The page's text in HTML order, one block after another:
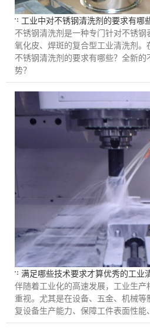
工业中对不锈钢清洗剂的要求有哪
不锈钢清洗剂是一种专门针对不锈钢
氧化皮、焊斑的复合型工业清洗剂
不锈钢清洗剂的要求有哪些？全新
势？
满足哪些技术要求才算优秀的工业
伴随着工业化的高速发展，工业生
重视。尤其是在设备、五金、机械
复设备生产能力、保障工件表面性能